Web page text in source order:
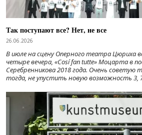
Так поступают все? Нет, не все
26.06.2026
В июле на сцену Оперного театра Цюриха
четыре вечера, «Cosí fan tutte» Моцарта в
Серебренникова 2018 года. Очень советую
тогда, не упустить новую возможность 3,